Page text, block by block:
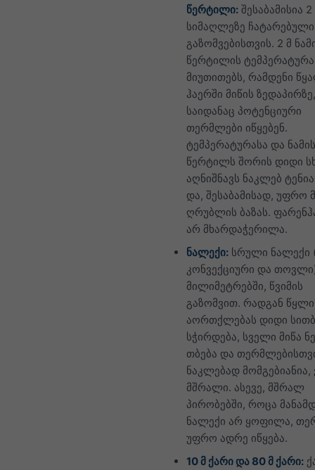
წერტილი: შესაბამისია
სიმაღლეზე ჩატარებული
გაზომვებისთვის. 2 მ
წერტილის ტემპერატურა
მიუთითებს, რამდენი
ჰაერში მიწის ზედაპირზე,
საიდანაც პოტენციური
თერმლები იწყებენ.
ტემპერატურასა და ნამის
წერტილს შორის დიდი
აღნიშნავს ნაკლებ
და, შესაბამისად, უფრო
ღრუბლის ბაზას.
არ მხარდაჭერილა.
ნალექი: სრული ნალექი
კონვექციური და
მილიმეტრებში, წვიმის
გაზომვით. რადგან
აორთქლებას დიდი
სჭირდება, სველი მიწა
თბება და
ნაკლებად
მშრალი. ასევე, მშრალ
პირობებში, როცა
ნალექი არ ყოფილა,
უფრო ადრე იწყება.
10 მ ქარი და 80 მ ქარი: